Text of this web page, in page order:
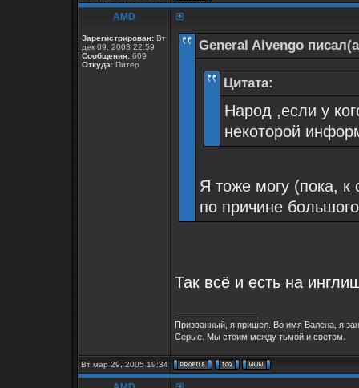
AMD
Зарегистрирован: Вт
дек 09, 2003 22:59
Сообщения: 609
Откуда: Питер
General Aivengo
Цитата:
Народ ,если у
некоторой
Я тоже могу (пока, к
по причине
Так всё и есть на
Призванный, я пришел. Во имя Валена, я
Серые. Мы стоим между тьмой и светом.
Вт мар 29, 2005 19:34